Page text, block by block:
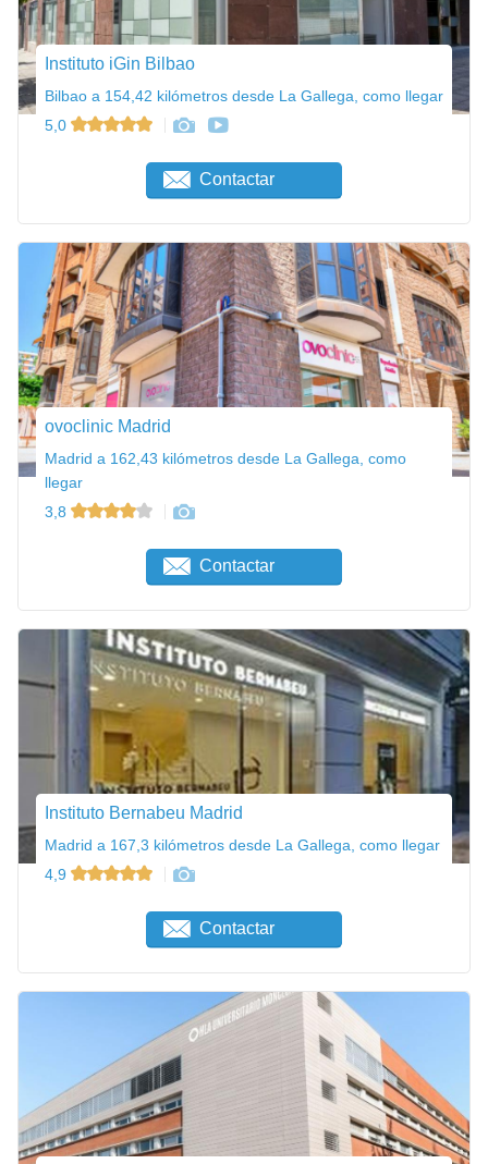
Instituto iGin Bilbao
Bilbao a 154,42 kilómetros desde La Gallega, como llegar
5,0
Contactar
ovoclinic Madrid
Madrid a 162,43 kilómetros desde La Gallega, como
llegar
3,8
Contactar
Instituto Bernabeu Madrid
Madrid a 167,3 kilómetros desde La Gallega, como llegar
4,9
Contactar